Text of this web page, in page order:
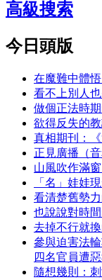
高級搜索
今日頭版
在魔難中體
看不上別人
做個正法時
欲得反失的教
真相期刊：《
正見廣播（
山風吹作滿
「名」娃娃
看清楚舊勢
也說說對時
去掉不行就
參與迫害法
四名官員遭
隨想幾則：